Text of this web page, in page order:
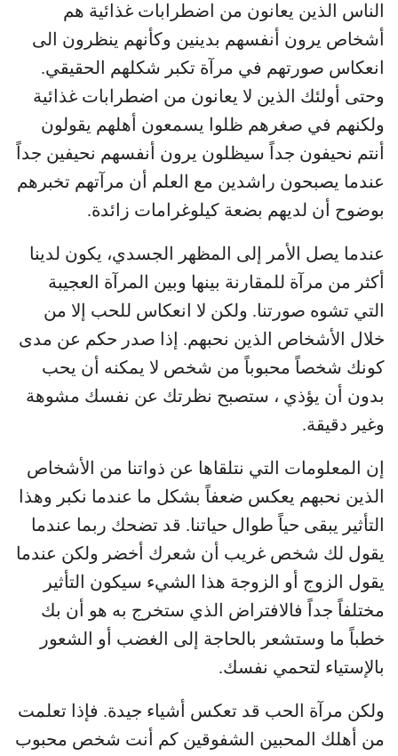
الناس الذين يعانون من اضطرابات غذائية هم
أشخاص يرون أنفسهم بدينين وكأنهم ينظرون الى
انعكاس صورتهم في مرآة تكبر شكلهم الحقيقي.
وحتى أولئك الذين لا يعانون من اضطرابات غذائية
ولكنهم في صغرهم ظلوا يسمعون أهلهم يقولون
أنتم نحيفون جداً سيظلون يرون أنفسهم نحيفين جداً
عندما يصبحون راشدين مع العلم أن مرآتهم تخبرهم
بوضوح أن لديهم بضعة كيلوغرامات زائدة.
عندما يصل الأمر إلى المظهر الجسدي، يكون لدينا
أكثر من مرآة للمقارنة بينها وبين المرآة العجيبة
التي تشوه صورتنا. ولكن لا انعكاس للحب إلا من
خلال الأشخاص الذين نحبهم. إذا صدر حكم عن مدى
كونك شخصاً محبوباً من شخص لا يمكنه أن يحب
بدون أن يؤذي ، ستصبح نظرتك عن نفسك مشوهة
وغير دقيقة.
إن المعلومات التي نتلقاها عن ذواتنا من الأشخاص
الذين نحبهم يعكس ضعفاً بشكل ما عندما نكبر وهذا
التأثير يبقى حياً طوال حياتنا. قد تضحك ربما عندما
يقول لك شخص غريب أن شعرك أخضر ولكن عندما
يقول الزوج أو الزوجة هذا الشيء سيكون التأثير
مختلفاً جداً فالافتراض الذي ستخرج به هو أن بك
خطباً ما وستشعر بالحاجة إلى الغضب أو الشعور
بالإستياء لتحمي نفسك.
ولكن مرآة الحب قد تعكس أشياء جيدة. فإذا تعلمت
من أهلك المحبين الشفوقين كم أنت شخص محبوب